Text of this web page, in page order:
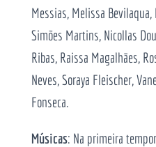
Messias, Melissa
Simões Martins, Nicollas
Ribas, Raissa Magalhães,
Neves, Soraya Fleischer,
Fonseca.
Músicas: Na primeira